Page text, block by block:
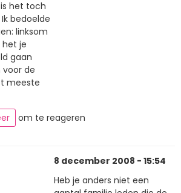
het toch
bedoelde
linksom
je
gaan
voor de
meeste
om te reageren
8 december 2008 - 15:54
Heb je anders niet een